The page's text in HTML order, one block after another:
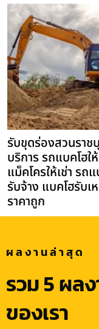
รับขุดร่องสวนราช
บริการ รถแบคโฮใ
แม็คโครให้เช่า รถ
รับจ้าง แบคโฮรับเ
ราคาถูก
ผลงานล่าสุด
รวม 5 ผล
ของเรา